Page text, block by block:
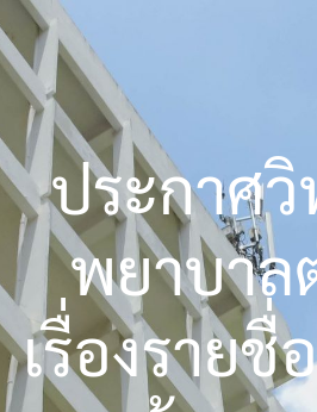
ประกาศ
พยาบาล
เรื่องราย